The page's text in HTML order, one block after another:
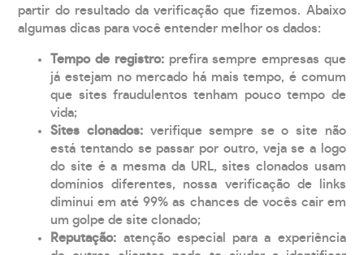
partir do resultado da verificação que fizemos. Abaixo
algumas dicas para você entender melhor os dados:
Tempo de registro: prefira sempre empresas que
já estejam no mercado há mais tempo, é comum
que sites fraudulentos tenham pouco tempo de
vida;
Sites clonados: verifique sempre se o site não
está tentando se passar por outro, veja se a logo
do site é a mesma da URL, sites clonados usam
domínios diferentes, nossa verificação de links
diminui em até 99% as chances de vocês cair em
um golpe de site clonado;
Reputação: atenção especial para a experiência